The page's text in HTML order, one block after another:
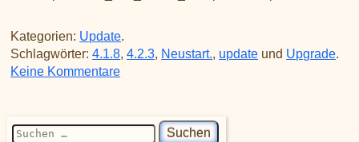
Kategorien: Update.
Schlagwörter: 4.1.8,4.2.3, Neustart., update und Upgrade.
Keine Kommentarezu Update Pi-Star 4.1.8 & 4.2.3
Suchen nach: